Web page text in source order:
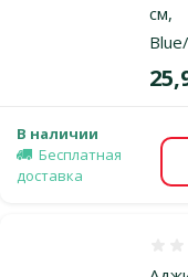
см,
В наличии
Бесплатная
доставка